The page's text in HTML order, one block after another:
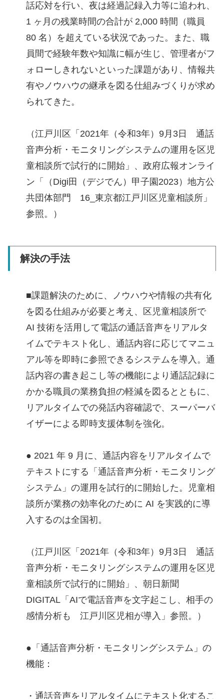
話応対を⾏い、夜は経過記録⼊⼒等に追われ、
1 ヶ⽉の残業時間の合計が 2,000 時間（職員
80 名）を超えている状況であった。また、職
員間で経験年数や知識に幅が⽣じ、管理者がフ
ォローしきれないといった課題があり、情報共
有やノウハウの継承を図る仕組みづくりが求め
られてきた。
（江戸川区「2021年（令和3年）9月3日 通話
音声分析・モニタリングシステムの運用を区児
童相談所で試行的に開始」、政府広報オンライ
ン「（Digi田（デジでん）甲子園2023）地方公
共団体部門 16_東京都江戸川区児童相談所」
参照。）
解決の手法
■課題解決のために、ノウハウや情報の共有化
を図る仕組みが必要と考え、区児童相談所で
AI 技術を活⽤して電話の通話⾳声をリアルタ
イムでテキスト化し、通話内容に応じてマニュ
アル等を即時に参照できるシステムを導⼊。通
話内容の書き起こし等の機能により通話記録に
かかる職員の業務負担の軽減を図るとともに、
リアルタイムでの発話内容確認で、スーパーバ
イザーによる即時⽀援体制を強化。
● 2021 年 9 月に、通話内容をリアルタイムで
テキストにする「通話音声分析・モニタリング
システム」の運用を試行的に開始した。児童相
談所が業務の効率化のために AI を実践的に導
入するのは全国初。
（江戸川区「2021年（令和3年）9月3日 通話
音声分析・モニタリングシステムの運用を区児
童相談所で試行的に開始」、朝日新聞
DIGITAL「AIで電話音声を文字起こし、相手の
感情分析も 江戸川区児相が導入」参照。）
●「通話音声分析・モニタリングシステム」の
機能：
・通話音声をリアルタイムにテキスト化するこ